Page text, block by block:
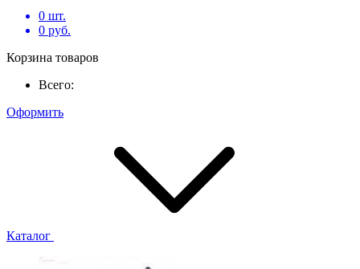
0 шт.
0 руб.
Корзина товаров
Всего:
Оформить
Каталог